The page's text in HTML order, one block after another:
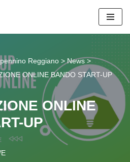
Reggiano >News>
ONLINE BANDO START-UP
ONLINE
UP